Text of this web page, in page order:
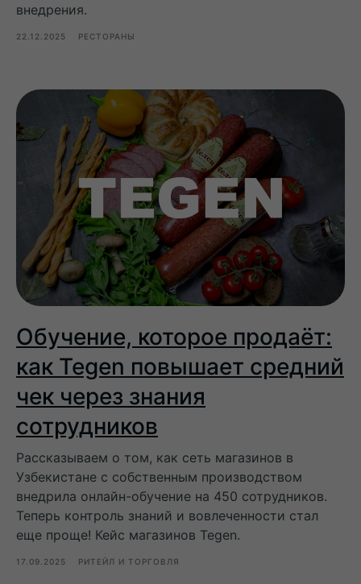
внедрения.
22.12.2025 РЕСТОРАНЫ
Обучение, которое продаёт:
как Tegen повышает средний
чек через знания
сотрудников
Рассказываем о том, как сеть магазинов в
Узбекистане с собственным производством
внедрила онлайн-обучение на 450 сотрудников.
Теперь контроль знаний и вовлеченности стал
еще проще! Кейс магазинов Tegen.
17.09.2025 РИТЕЙЛ И ТОРГОВЛЯ